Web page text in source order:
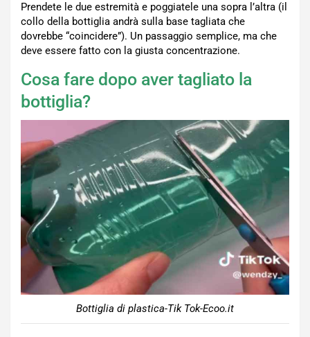
Prendete le due estremità e poggiatele una sopra l’altra (il
collo della bottiglia andrà sulla base tagliata che
dovrebbe “coincidere”). Un passaggio semplice, ma che
deve essere fatto con la giusta concentrazione.
Cosa fare dopo aver tagliato la
bottiglia?
Bottiglia di plastica-Tik Tok-Ecoo.it